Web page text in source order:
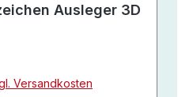
Ausleger 3D
Versandkosten